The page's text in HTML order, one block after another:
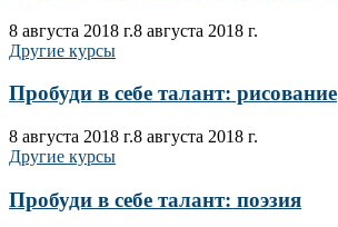
8 августа 2018 г.8 августа 2018 г.
Другие курсы
Пробуди в себе талант: рисование
8 августа 2018 г.8 августа 2018 г.
Другие курсы
Пробуди в себе талант: поэзия